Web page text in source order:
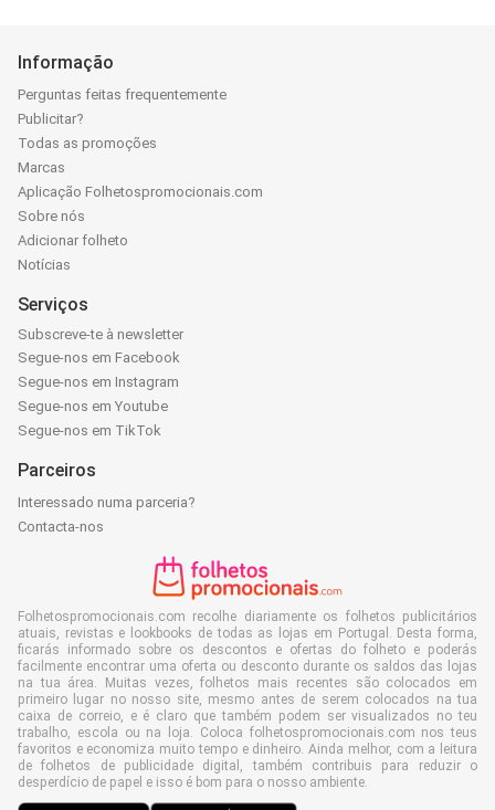
Informação
Perguntas feitas frequentemente
Publicitar?
Todas as promoções
Marcas
Aplicação Folhetospromocionais.com
Sobre nós
Adicionar folheto
Notícias
Serviços
Subscreve-te à newsletter
Segue-nos em Facebook
Segue-nos em Instagram
Segue-nos em Youtube
Segue-nos em TikTok
Parceiros
Interessado numa parceria?
Contacta-nos
Folhetospromocionais.com recolhe diariamente os folhetos publicitários
atuais, revistas e lookbooks de todas as lojas em Portugal. Desta forma,
ficarás informado sobre os descontos e ofertas do folheto e poderás
facilmente encontrar uma oferta ou desconto durante os saldos das lojas
na tua área. Muitas vezes, folhetos mais recentes são colocados em
primeiro lugar no nosso site, mesmo antes de serem colocados na tua
caixa de correio, e é claro que também podem ser visualizados no teu
trabalho, escola ou na loja. Coloca folhetospromocionais.com nos teus
favoritos e economiza muito tempo e dinheiro. Ainda melhor, com a leitura
de folhetos de publicidade digital, também contribuis para reduzir o
desperdício de papel e isso é bom para o nosso ambiente.